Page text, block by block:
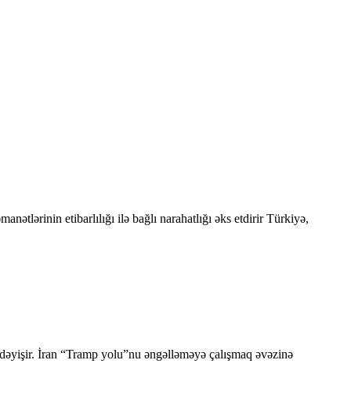
etibarlılığı ilə bağlı narahatlığı əks etdirir Türkiyə,
İran “Tramp yolu”nu əngəlləməyə çalışmaq əvəzinə